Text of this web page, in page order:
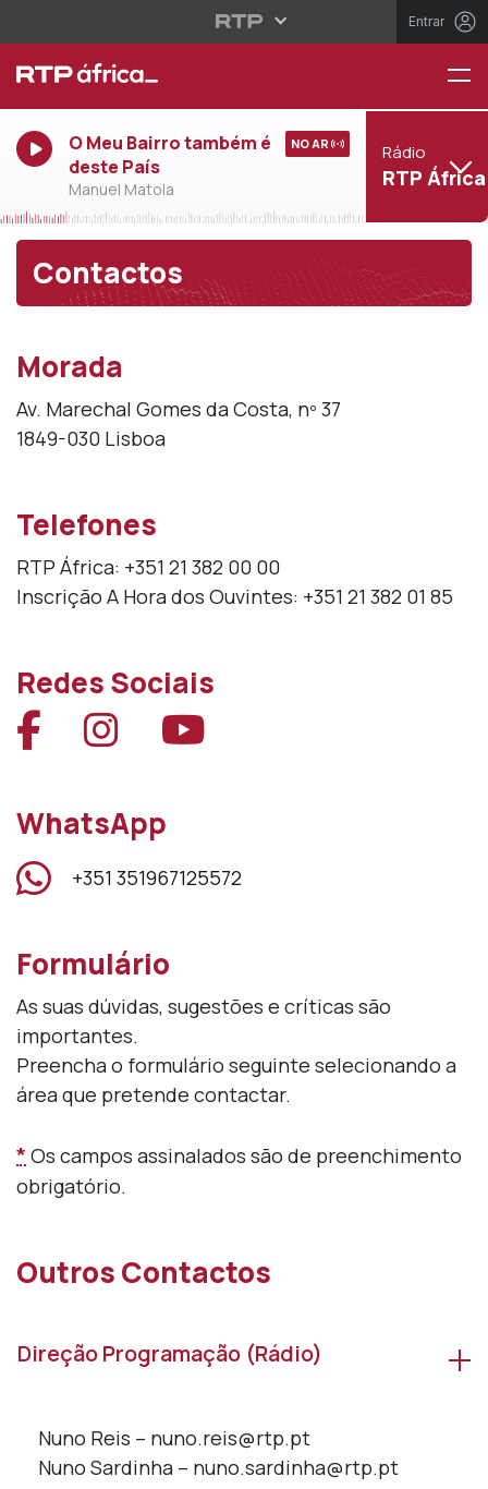
Entrar
O Meu Bairro também é
deste País
Manuel Matola
NO AR Rádio
RTP África
Contactos
Morada
Av. Marechal Gomes da Costa, nº 37
1849-030 Lisboa
Telefones
RTP África: +351 21 382 00 00
Inscrição A Hora dos Ouvintes: +351 21 382 01 85
Redes Sociais
facebook-fInstagram
WhatsApp
WhatsApp:
+351 351967125572
Formulário
As suas dúvidas, sugestões e críticas são
importantes.
Preencha o formulário seguinte selecionando a
área que pretende contactar.
* Os campos assinalados são de preenchimento
obrigatório.
Outros Contactos
Direção Programação (Rádio)
Nuno Reis – nuno.reis@rtp.pt
Nuno Sardinha – nuno.sardinha@rtp.pt